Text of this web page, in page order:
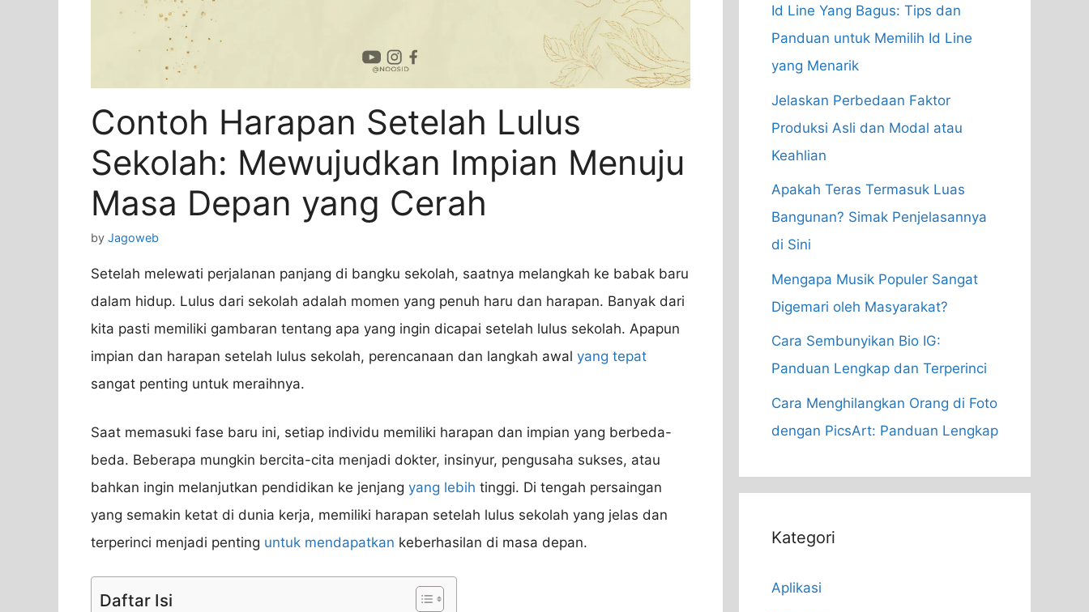
Contoh Harapan Setelah Lulus
Sekolah: Mewujudkan Impian Menuju
Masa Depan yang Cerah
by Jagoweb
Setelah melewati perjalanan panjang di bangku sekolah, saatnya melangkah ke babak baru
dalam hidup. Lulus dari sekolah adalah momen yang penuh haru dan harapan. Banyak dari
kita pasti memiliki gambaran tentang apa yang ingin dicapai setelah lulus sekolah. Apapun
impian dan harapan setelah lulus sekolah, perencanaan dan langkah awal yang tepat
sangat penting untuk meraihnya.
Saat memasuki fase baru ini, setiap individu memiliki harapan dan impian yang berbeda-
beda. Beberapa mungkin bercita-cita menjadi dokter, insinyur, pengusaha sukses, atau
bahkan ingin melanjutkan pendidikan ke jenjang yang lebih tinggi. Di tengah persaingan
yang semakin ketat di dunia kerja, memiliki harapan setelah lulus sekolah yang jelas dan
terperinci menjadi penting untuk mendapatkan keberhasilan di masa depan.
Daftar Isi
Id Line Yang Bagus: Tips dan
Panduan untuk Memilih Id Line
yang Menarik
Jelaskan Perbedaan Faktor
Produksi Asli dan Modal atau
Keahlian
Apakah Teras Termasuk Luas
Bangunan? Simak Penjelasannya
di Sini
Mengapa Musik Populer Sangat
Digemari oleh Masyarakat?
Cara Sembunyikan Bio IG:
Panduan Lengkap dan Terperinci
Cara Menghilangkan Orang di Foto
dengan PicsArt: Panduan Lengkap
Kategori
Aplikasi